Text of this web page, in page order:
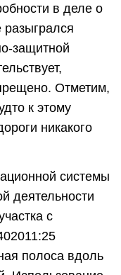
в деле о
разыгрался
защитной
Отметим,
к этому
никакого
системы
деятельности
с
полоса вдоль